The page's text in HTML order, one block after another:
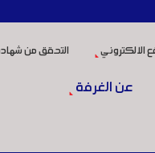
الالكتروني التحقق من
عن الغرفة